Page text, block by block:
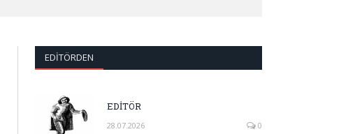
EDITÖRDEN
EDİTÖR
28.07.2026 0